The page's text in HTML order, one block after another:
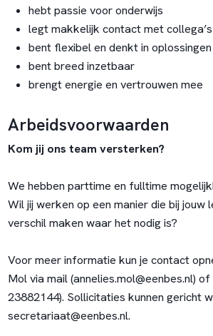
hebt passie voor onderwijs
legt makkelijk contact met
bent flexibel en denkt in oplossingen
bent breed inzetbaar
brengt energie en vertrouwen mee
Arbeidsvoorwaarden
Kom jij ons team versterken?
We hebben parttime en fulltime
Wil jij werken op een manier die bij jouw
verschil maken waar het nodig is?
Voor meer informatie kun je contact
Mol via mail (annelies.mol@eenbes.nl)
23882144). Sollicitaties kunnen gericht
secretariaat@eenbes.nl.